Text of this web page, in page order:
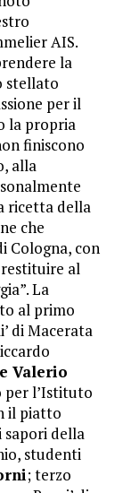
AIS.
la
stellato
per il
la propria
finiscono
alla
ricetta della
che
Cologna, con
restituire al
La
al primo
di Macerata
Valerio
per l’Istituto
il piatto
sapori della
studenti
; terzo